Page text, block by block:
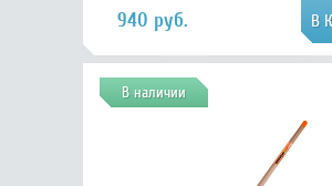
940 руб.
В наличии